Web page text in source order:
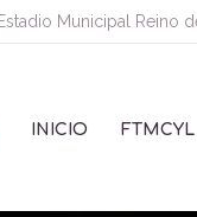
Municipal Reino
INICIO FTMCYL